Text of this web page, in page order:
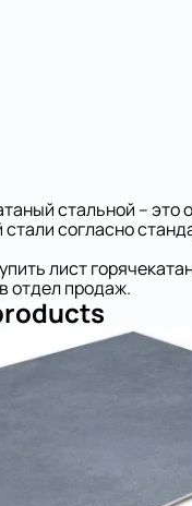
стальной – это
согласно
лист
отдел продаж.